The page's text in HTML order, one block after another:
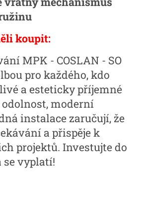
koupit:
MPK - COSLAN - SO
pro každého, kdo
a esteticky příjemné
moderní
instalace zaručují, že
a přispěje k
projektů. Investujte do
vyplatí!